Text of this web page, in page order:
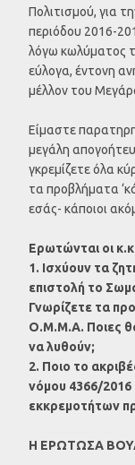
Πολιτισμού, για
περιόδου 2016-
λόγω κωλύματος
εύλογα, έντονη
μέλλον του
Είμαστε
μεγάλη
γκρεμίζετε όλα
τα προβλήματα
εσάς- κάποιοι
Ερωτώνται οι
1. Ισχύουν τα
επιστολή το
Γνωρίζετε τα
Ο.Μ.Μ.Α. Ποιες θα
να λυθούν;
2. Ποιο το
νόμου 4366/2016
εκκρεμοτήτων
Η ΕΡΩΤΩΣΑ